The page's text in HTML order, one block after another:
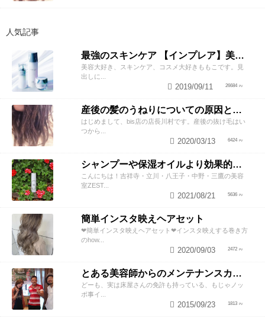
人気記事
最強のスキンケア 【インプレア】美容師がオススメする、神ポイント5つ公開！
美容大好き、スキンケア、コスメ大好きももこです。見
出しに...
26684
2019/09/11
産後の髪のうねりについての原因と対策！
はじめまして、bis店の店長川村です。産後の抜け毛はい
つから...
6424
2020/03/13
シャンプーや保湿オイルより効果的！？美容師が教える頭皮の臭い＆乾燥ケアとは
こんにちは！吉祥寺・立川・八王子・中野・三鷹の美容
室ZEST...
5636
2021/08/21
簡単インスタ映えヘアセット
❤︎簡単インスタ映えヘアセット❤︎インスタ映えする巻き方
のhow...
2472
2020/09/03
とある美容師からのメンテナンスカットのススメ
どーも、実は床屋さんの免許も持っている、もじゃノッ
ポ事イ...
1813
2015/09/23